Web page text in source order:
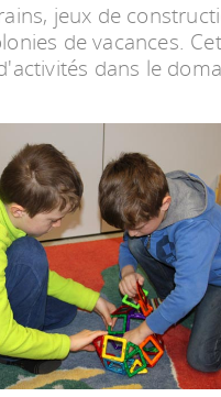
jeux de
de vacances.
dans le